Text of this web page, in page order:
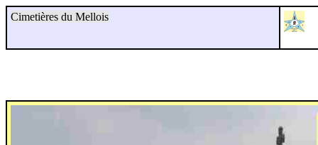
Cimetières du Mellois